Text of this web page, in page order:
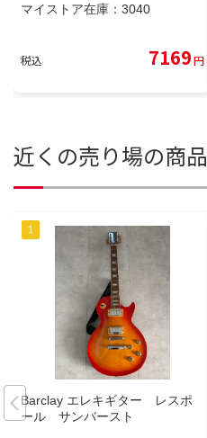
マイストア在庫： 3040
税込 7169円
近くの売り場の商品
Barclay エレキギター レスポ
ール サンバースト